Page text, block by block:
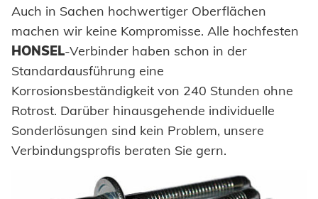
Auch in Sachen hochwertiger Oberflächen
machen wir keine Kompromisse. Alle hochfesten
HONSEL-Verbinder haben schon in der
Standardausführung eine
Korrosionsbeständigkeit von 240 Stunden ohne
Rotrost. Darüber hinausgehende individuelle
Sonderlösungen sind kein Problem, unsere
Verbindungsprofis beraten Sie gern.